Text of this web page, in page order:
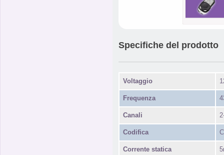
Specifiche del prodotto
Voltaggio
Frequenza
Canali
Codifica
Corrente statica